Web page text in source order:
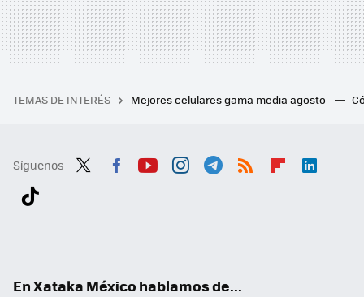
TEMAS DE INTERÉS Mejores celulares gama media agosto
Síguenos
En Xataka México hablamos de...